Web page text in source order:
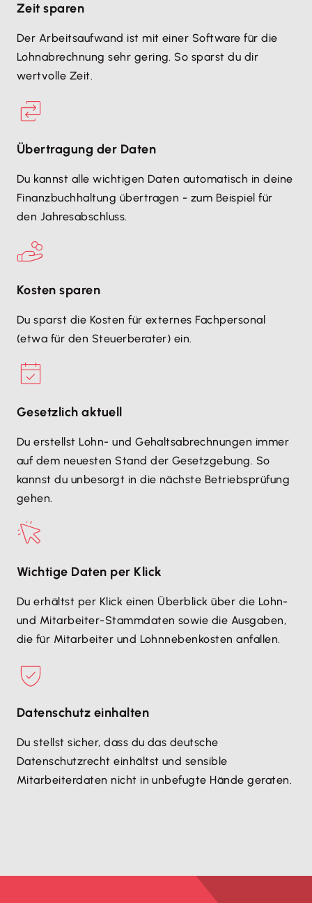
Zeit sparen
Der Arbeitsaufwand ist mit einer Software für die
Lohnabrechnung sehr gering. So sparst du dir
wertvolle Zeit.
Übertragung der Daten
Du kannst alle wichtigen Daten automatisch in deine
Finanzbuchhaltung übertragen - zum Beispiel für
den Jahresabschluss.
Kosten sparen
Du sparst die Kosten für externes Fachpersonal
(etwa für den Steuerberater) ein.
Gesetzlich aktuell
Du erstellst Lohn- und Gehaltsabrechnungen immer
auf dem neuesten Stand der Gesetzgebung. So
kannst du unbesorgt in die nächste Betriebsprüfung
gehen.
Wichtige Daten per Klick
Du erhältst per Klick einen Überblick über die Lohn-
und Mitarbeiter-Stammdaten sowie die Ausgaben,
die für Mitarbeiter und Lohnnebenkosten anfallen.
Datenschutz einhalten
Du stellst sicher, dass du das deutsche
Datenschutzrecht einhältst und sensible
Mitarbeiterdaten nicht in unbefugte Hände geraten.